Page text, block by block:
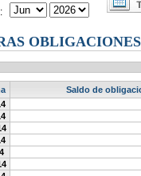
Saldo de